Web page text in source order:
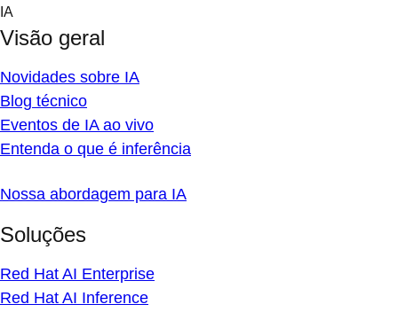
Skip
content
IA
Visão geral
Novidades sobre IA
Blog técnico
Eventos de IA ao vivo
Entenda o que é inferência
Nossa abordagem para IA
Soluções
Red Hat AI Enterprise
Red Hat AI Inference